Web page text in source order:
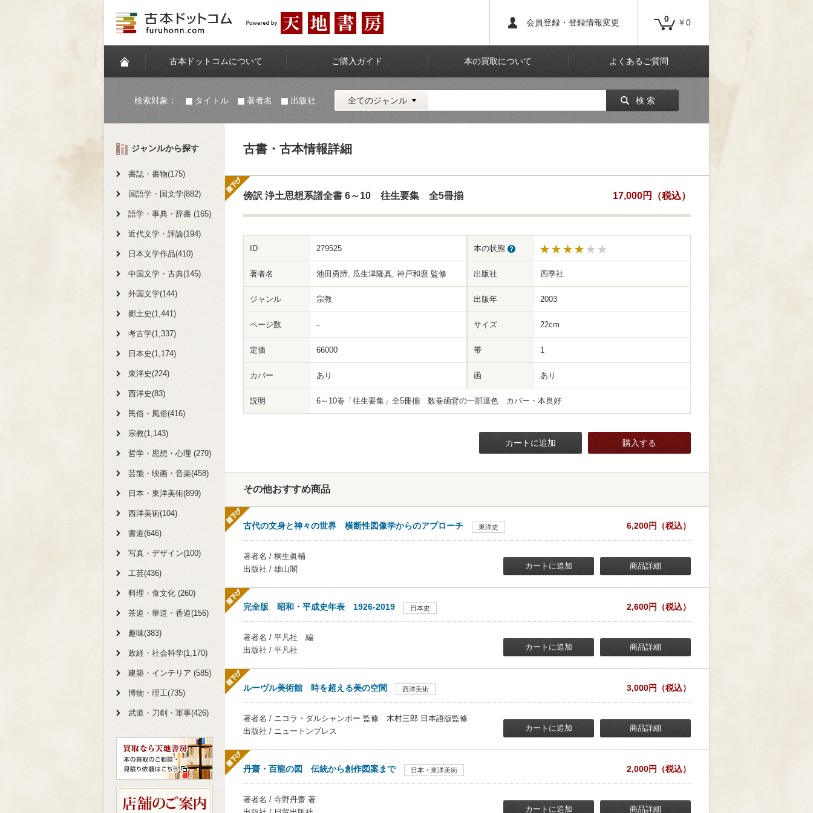
会員登録・登録情報変更 0 ￥0
古本ドットコムについて ご購入ガイド 本の買取について よくあるご質問
検索対象： タイトル 著者名 出版社 全てのジャンル 検 索
ジャンルから探す
書誌・書物(175)
国語学・国文学(882)
語学・事典・辞書 (165)
近代文学・評論(194)
日本文学作品(410)
中国文学・古典(145)
外国文学(144)
郷土史(1,441)
考古学(1,337)
日本史(1,174)
東洋史(224)
西洋史(83)
民俗・風俗(416)
宗教(1,143)
哲学・思想・心理 (279)
芸能・映画・音楽(458)
日本・東洋美術(899)
西洋美術(104)
書道(646)
写真・デザイン(100)
工芸(436)
料理・食文化 (260)
茶道・華道・香道(156)
趣味(383)
政経・社会科学(1,170)
建築・インテリア (585)
博物・理工(735)
武道・刀剣・軍事(426)
古書・古本情報詳細
傍訳 浄土思想系譜全書 6～10 往生要集 全5冊揃 17,000円（税込）
ID 279525 本の状態
著者名 池田勇諦, 瓜生津隆真, 神戸和麿 監修 出版社 四季社
ジャンル 宗教 出版年 2003
ページ数 サイズ 22cm
定価 66000 帯 1
カバー あり 函 あり
説明 6～10巻「往生要集」全5冊揃 数巻函背の一部退色 カバー・本良好
カートに追加 購入する
その他おすすめ商品
古代の文身と神々の世界 横断性図像学からのアプローチ 東洋史 6,200円（税込）
著者名 / 桐生眞輔
出版社 / 雄山閣
カートに追加 商品詳細
完全版 昭和・平成史年表 1926-2019 日本史 2,600円（税込）
著者名 / 平凡社 編
出版社 / 平凡社
カートに追加 商品詳細
ルーヴル美術館 時を超える美の空間 西洋美術 3,000円（税込）
著者名 / ニコラ・ダルシャンボー 監修 木村三郎 日本語版監修
出版社 / ニュートンプレス
カートに追加 商品詳細
丹齋・百龍の図 伝統から創作図案まで 日本・東洋美術 2,000円（税込）
著者名 / 寺野丹齋 著
カートに追加 商品詳細